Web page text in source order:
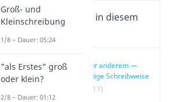
Wichtige Inhalte in diesem
unter anderem —
richtige Schreibweise
(00:17)
Groß- und
Kleinschreibung
1/8 – Dauer: 05:24
"als Erstes" groß
oder klein?
2/8 – Dauer: 01:12